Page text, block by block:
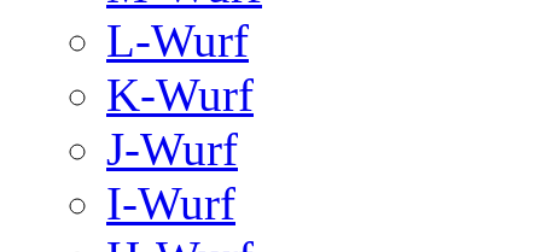
L-Wurf
K-Wurf
J-Wurf
I-Wurf